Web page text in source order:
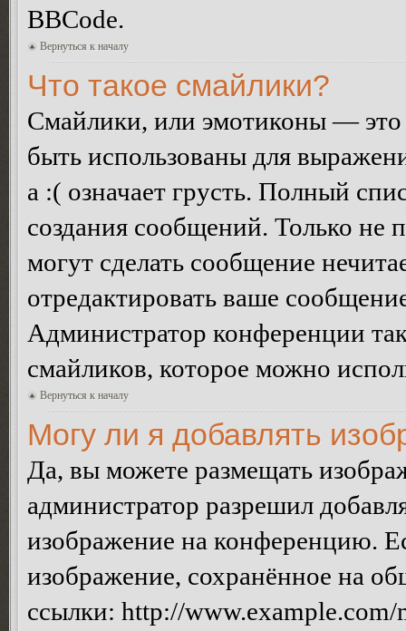
BBCode.
Вернуться к началу
Что такое смайлики?
Смайлики, или эмотиконы — это
быть использованы для
а :( означает грусть. Полный
создания сообщений. Только не
могут сделать сообщение
отредактировать ваше
Администратор конференции
смайликов, которое можно
Вернуться к началу
Могу ли я добавлять
Да, вы можете размещать
администратор разрешил
изображение на конференцию.
изображение, сохранённое на
ссылки: http://